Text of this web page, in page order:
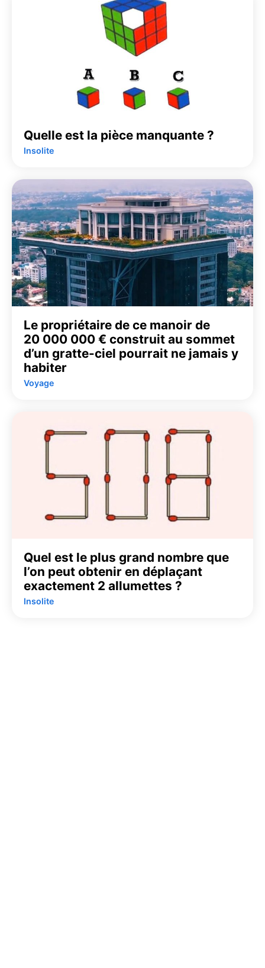
Quelle est la pièce manquante ?
Insolite
Le propriétaire de ce manoir de
20 000 000 € construit au sommet
d’un gratte-ciel pourrait ne jamais y
habiter
Voyage
Quel est le plus grand nombre que
l’on peut obtenir en déplaçant
exactement 2 allumettes ?
Insolite